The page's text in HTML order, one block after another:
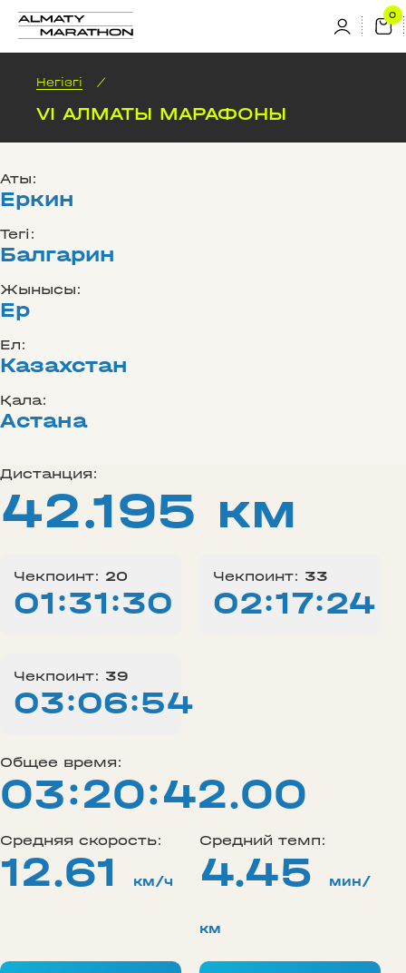
Негізгі /
VI АЛМАТЫ МАРАФОНЫ
Аты:
Еркин
Тегі:
Балгарин
Жынысы:
Ер
Ел:
Казахстан
Қала:
Астана
Дистанция:
42.195 км
Чекпоинт: 20
01:31:30
Чекпоинт: 33
02:17:24
Чекпоинт: 39
03:06:54
Общее время:
03:20:42.00
Средняя скорость:
12.61 км/ч
Средний темп:
4.45 мин/
км